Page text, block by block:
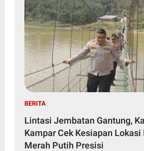
BERITA
Lintasi Jembatan Gantung,
Kampar Cek Kesiapan Lokasi
Merah Putih Presisi